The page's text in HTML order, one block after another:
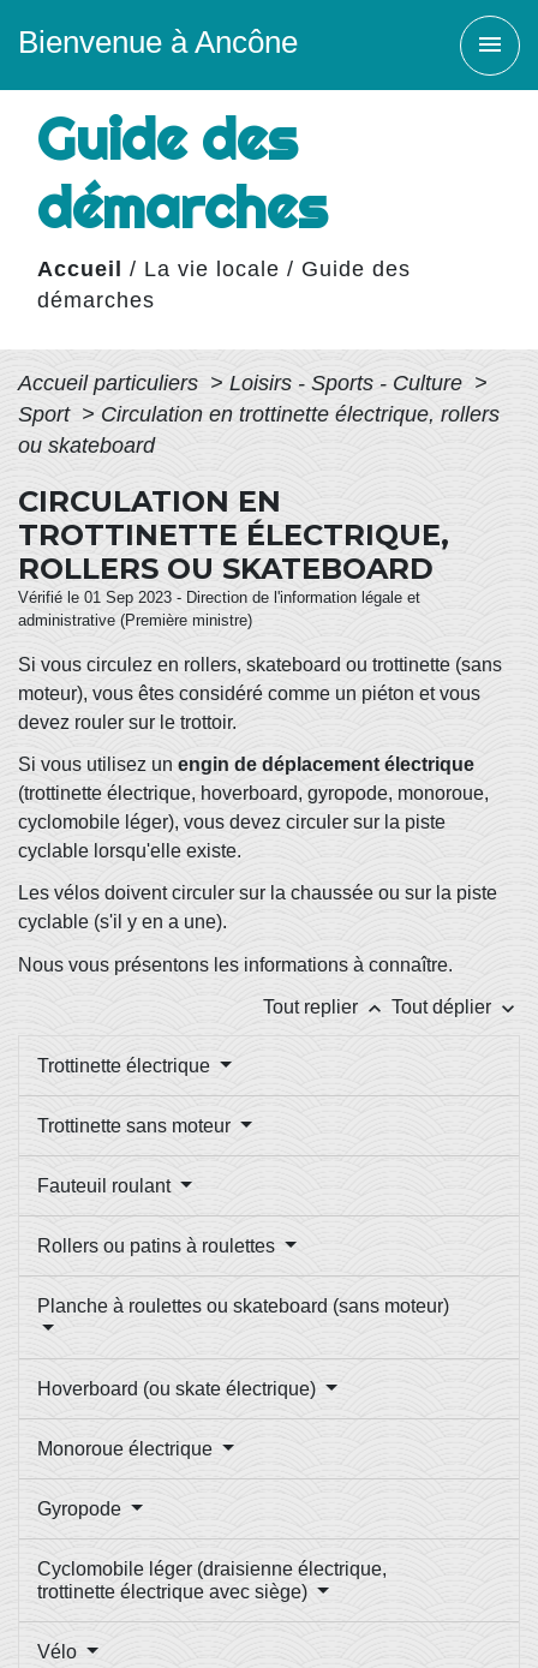
Bienvenue à Ancône menu
Guide des
démarches
Accueil / La vie locale / Guide des
démarches
Accueil particuliers > Loisirs - Sports - Culture >
Sport > Circulation en trottinette électrique, rollers
ou skateboard
CIRCULATION EN
TROTTINETTE ÉLECTRIQUE,
ROLLERS OU SKATEBOARD
Vérifié le 01 Sep 2023 - Direction de l'information légale et
administrative (Première ministre)
Si vous circulez en rollers, skateboard ou trottinette (sans
moteur), vous êtes considéré comme un piéton et vous
devez rouler sur le trottoir.
Si vous utilisez un engin de déplacement électrique
(trottinette électrique, hoverboard, gyropode, monoroue,
cyclomobile léger), vous devez circuler sur la piste
cyclable lorsqu'elle existe.
Les vélos doivent circuler sur la chaussée ou sur la piste
cyclable (s'il y en a une).
Nous vous présentons les informations à connaître.
Tout replier keyboard_arrow_up Tout déplier keyboard_arrow_down
Trottinette électrique
Trottinette sans moteur
Fauteuil roulant
Rollers ou patins à roulettes
Planche à roulettes ou skateboard (sans moteur)
Hoverboard (ou skate électrique)
Monoroue électrique
Gyropode
Cyclomobile léger (draisienne électrique,
trottinette électrique avec siège)
Vélo